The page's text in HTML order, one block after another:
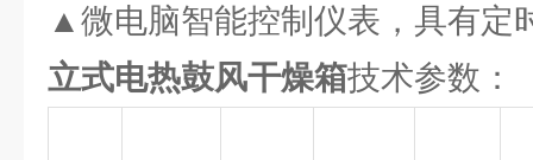
▲微电脑智能控制仪表，具有定
立式电热鼓风干燥箱技术参数：